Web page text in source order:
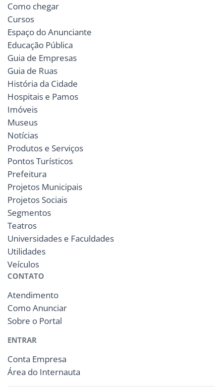
Como chegar
Cursos
Espaço do Anunciante
Educação Pública
Guia de Empresas
Guia de Ruas
História da Cidade
Hospitais e Pamos
Imóveis
Museus
Notícias
Produtos e Serviços
Pontos Turísticos
Prefeitura
Projetos Municipais
Projetos Sociais
Segmentos
Teatros
Universidades e Faculdades
Utilidades
Veículos
CONTATO
Atendimento
Como Anunciar
Sobre o Portal
ENTRAR
Conta Empresa
Área do Internauta